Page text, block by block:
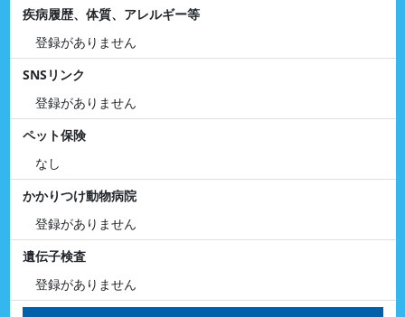
疾病履歴、体質、アレルギー等
登録がありません
SNSリンク
登録がありません
ペット保険
なし
かかりつけ動物病院
登録がありません
遺伝子検査
登録がありません